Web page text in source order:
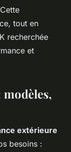
tout en
recherchée
et
extérieure
besoins :